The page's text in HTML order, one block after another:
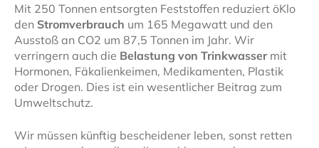
Mit 250 Tonnen entsorgten Feststoffen reduziert öKlo
den Stromverbrauch um 165 Megawatt und den
Ausstoß an CO2 um 87,5 Tonnen im Jahr. Wir
verringern auch die Belastung von Trinkwassermit
Hormonen, Fäkalienkeimen, Medikamenten, Plastik
oder Drogen. Dies ist ein wesentlicher Beitrag zum
Umweltschutz.
Wir müssen künftig bescheidener leben, sonst retten